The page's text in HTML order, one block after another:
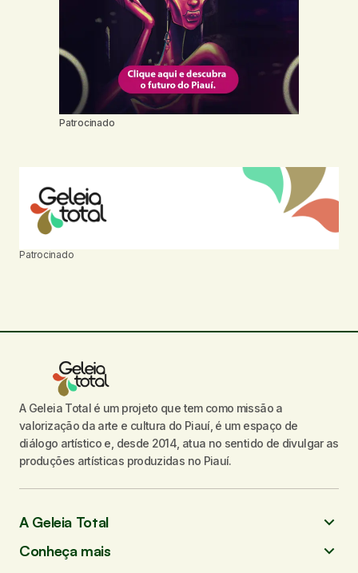
Patrocinado
Patrocinado
A Geleia Total é um projeto que tem como missão a
valorização da arte e cultura do Piauí, é um espaço de
diálogo artístico e, desde 2014, atua no sentido de divulgar as
produções artísticas produzidas no Piauí.
A Geleia Total
Conheça mais